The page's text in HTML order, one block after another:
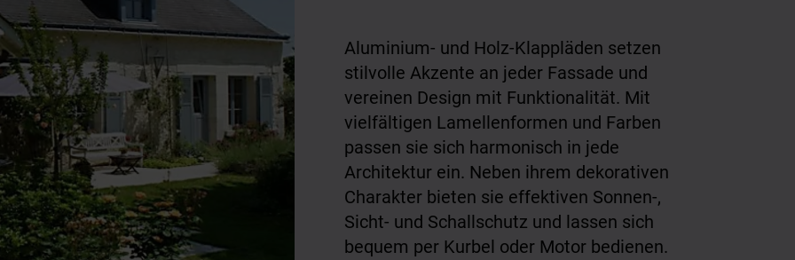
Aluminium- und Holz-Klappläden setzen
stilvolle Akzente an jeder Fassade und
vereinen Design mit Funktionalität. Mit
vielfältigen Lamellenformen und Farben
passen sie sich harmonisch in jede
Architektur ein. Neben ihrem dekorativen
Charakter bieten sie effektiven Sonnen-,
Sicht- und Schallschutz und lassen sich
bequem per Kurbel oder Motor bedienen.